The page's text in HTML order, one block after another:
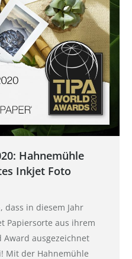
Hahnemühle
Inkjet Foto
dass in diesem Jahr
Papiersorte aus ihrem
Award ausgezeichnet
Mit der Hahnemühle